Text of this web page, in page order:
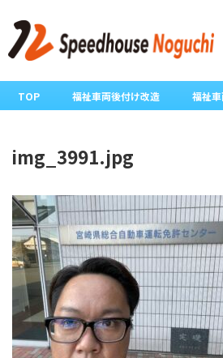
TOP 福祉車両後付け改造 福祉
img_3991.jpg